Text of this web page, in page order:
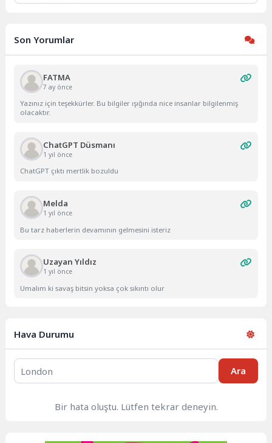
Son Yorumlar
FATMA
7 ay önce
Yazınız için teşekkürler. Bu bilgiler ışığında nice insanlar bilgilenmiş
olacaktır.
ChatGPT Düsmanı
1 yıl önce
ChatGPT çıktı mertlik bozuldu
Melda
1 yıl önce
Bu tarz haberlerin devamının gelmesini isteriz
Uzayan Yıldız
1 yıl önce
Umalım ki savaş bitsin yoksa çok sıkıntı olur
Hava Durumu
Ara
Bir hata oluştu. Lütfen tekrar deneyin.